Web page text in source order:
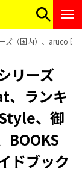
ズ（国内）、aruco
リーズ
、ランキ
、御
BOOKS
ドブック